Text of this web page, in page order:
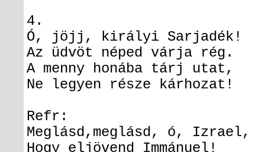
4.
Ó, jöjj, királyi Sarjadék!
Az üdvöt néped várja rég.
A menny honába tárj utat,
Ne legyen része kárhozat!
Refr:
Meglásd,meglásd, ó, Izrael,
Hogy eljövend Immánuel!